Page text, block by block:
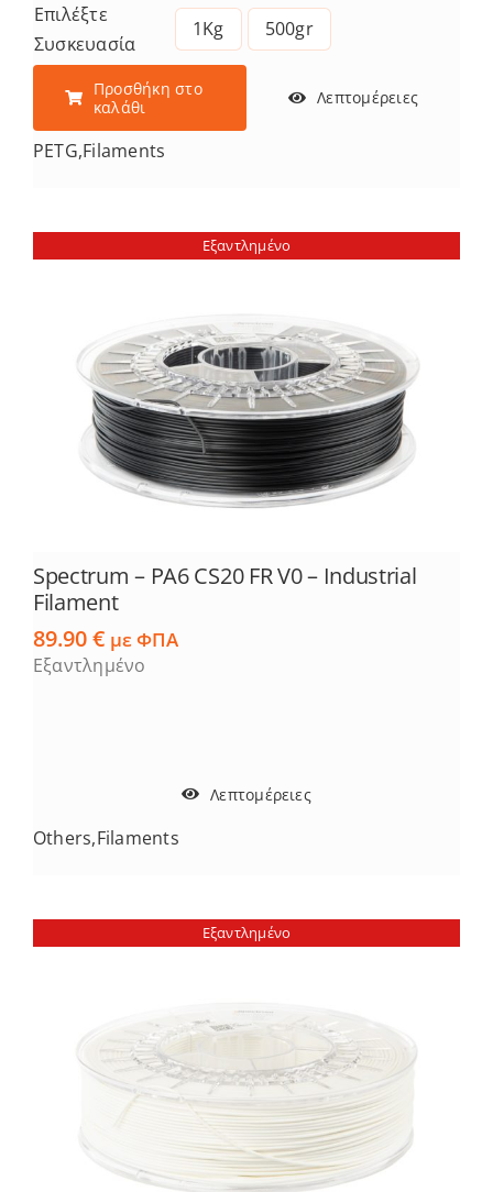
Επιλέξτε
Συσκευασία
1Kg 500gr
Προσθήκη στο
καλάθι
Λεπτομέρειες
PETG,Filaments
Εξαντλημένο
Spectrum – PA6 CS20 FR V0 – Industrial
Filament
89.90€ με ΦΠΑ
Εξαντλημένο
Λεπτομέρειες
Others,Filaments
Εξαντλημένο